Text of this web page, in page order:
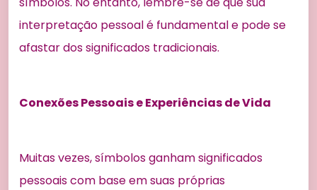
interpretação pessoal é fundamental e pode se
afastar dos significados tradicionais.
Conexões Pessoais e Experiências de Vida
Muitas vezes, símbolos ganham significados
pessoais com base em suas próprias